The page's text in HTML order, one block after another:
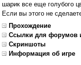
шарик все еще голубого
Если вы этого не
Прохождение
Ссылки для форумов
Скриншоты
Информация об игре